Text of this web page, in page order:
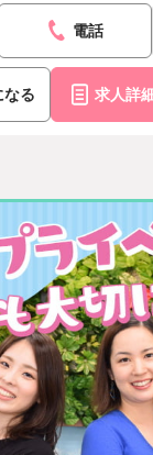
電話
なる 求人詳